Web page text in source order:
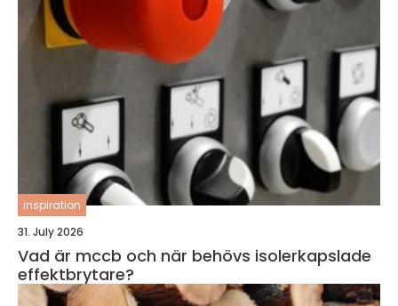
inspiration
31. July 2026
Vad är mccb och när behövs isolerkapslade
effektbrytare?